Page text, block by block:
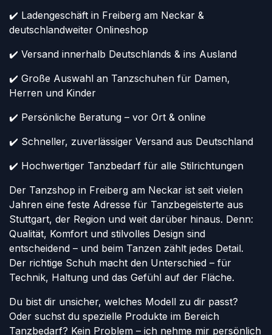
✔️ Ladengeschäft in Freiberg am Neckar &
deutschlandweiter Onlineshop
✔️ Versand innerhalb Deutschlands & ins Ausland
✔️ Große Auswahl an Tanzschuhen für Damen,
Herren und Kinder
✔️ Persönliche Beratung – vor Ort & online
✔️ Schneller, zuverlässiger Versand aus Deutschland
✔️ Hochwertiger Tanzbedarf für alle Stilrichtungen
Der Tanzshop in Freiberg am Neckar ist seit vielen
Jahren eine feste Adresse für Tanzbegeisterte aus
Stuttgart, der Region und weit darüber hinaus. Denn:
Qualität, Komfort und stilvolles Design sind
entscheidend – und beim Tanzen zählt jedes Detail.
Der richtige Schuh macht den Unterschied – für
Technik, Haltung und das Gefühl auf der Fläche.
Du bist dir unsicher, welches Modell zu dir passt?
Oder suchst du spezielle Produkte im Bereich
Tanzbedarf? Kein Problem – ich nehme mir persönlich